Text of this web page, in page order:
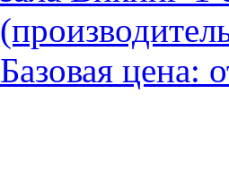
Базовая цена: